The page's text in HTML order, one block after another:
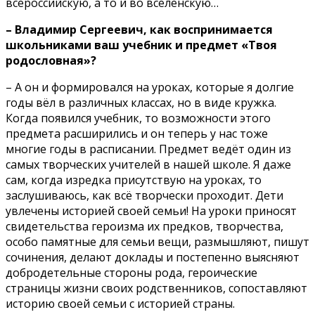
– Владимир Сергеевич, как воспринимается
школьниками ваш учебник и предмет «Твоя
родословная»?
– А он и формировался на уроках, которые я долгие
годы вёл в различных классах, но в виде кружка.
Когда появился учебник, то возможности этого
предмета расширились и он теперь у нас тоже
многие годы в расписании. Предмет ведёт один из
самых творческих учителей в нашей школе. Я даже
сам, когда изредка присутствую на уроках, то
заслушиваюсь, как всё творчески проходит. Дети
увлечены историей своей семьи! На уроки приносят
свидетельства героизма их предков, творчества,
особо памятные для семьи вещи, размышляют, пишут
сочинения, делают доклады и постепенно выясняют
добродетельные стороны рода, героические
страницы жизни своих родственников, сопоставляют
историю своей семьи с историей страны.